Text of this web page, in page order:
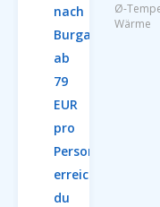
nach
Burgas
ab
79
EUR
pro
Person
erreichst
du
Ø-
Wärme